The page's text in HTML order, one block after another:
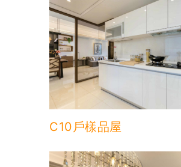
C10戶樣品屋